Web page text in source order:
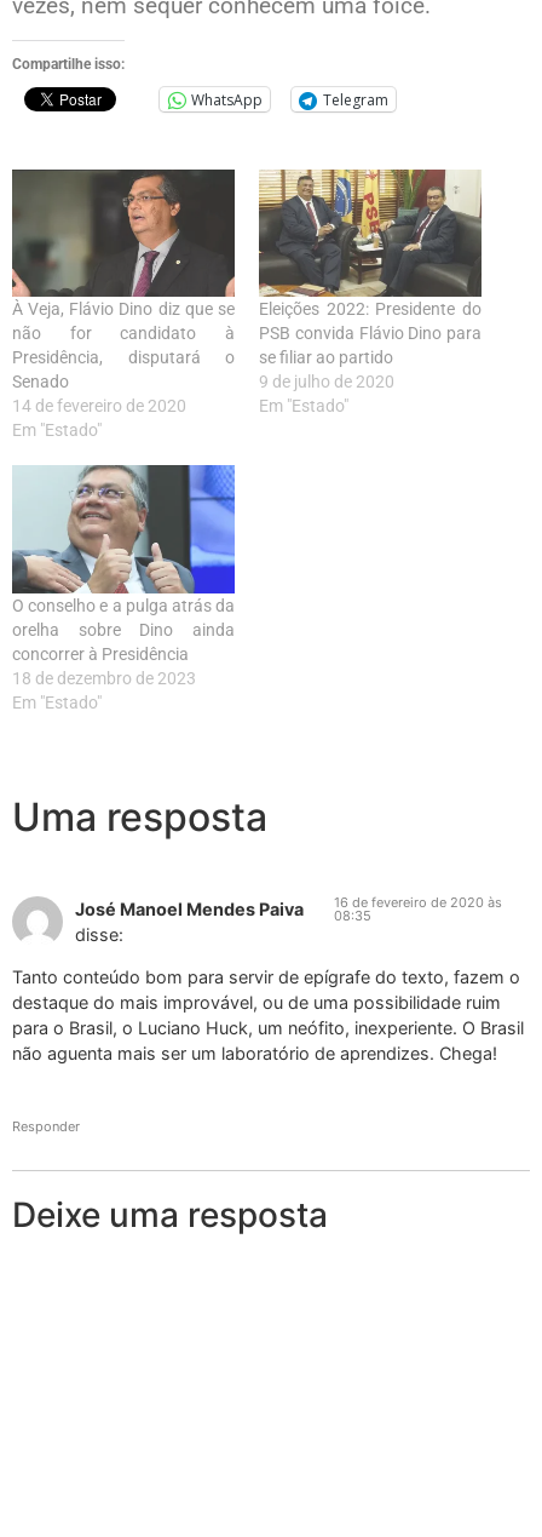
Compartilhe isso:
WhatsApp Telegram
À Veja, Flávio Dino diz que se
não for candidato à
Presidência, disputará o
Senado
14 de fevereiro de 2020
Em "Estado"
Eleições 2022: Presidente do
PSB convida Flávio Dino para
se filiar ao partido
9 de julho de 2020
Em "Estado"
O conselho e a pulga atrás da
orelha sobre Dino ainda
concorrer à Presidência
18 de dezembro de 2023
Em "Estado"
Uma resposta
José Manoel Mendes Paiva
disse:
16 de fevereiro de 2020 às
08:35
Tanto conteúdo bom para servir de epígrafe do texto, fazem o
destaque do mais improvável, ou de uma possibilidade ruim
para o Brasil, o Luciano Huck, um neófito, inexperiente. O Brasil
não aguenta mais ser um laboratório de aprendizes. Chega!
Responder
Deixe uma resposta